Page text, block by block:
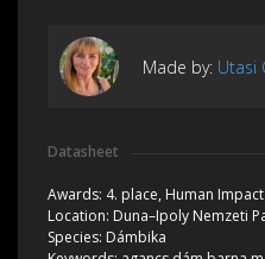
Made by: Utasi
Datasheet
Awards: 4. place, Human
Location: Duna–Ipoly Nemzeti
Species: Dámbika